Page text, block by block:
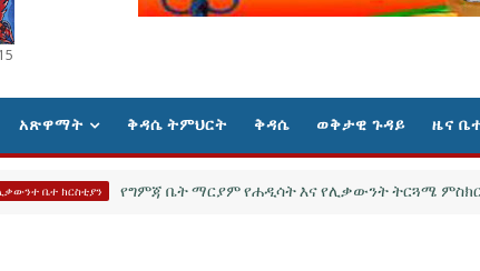
አጽዋማት ቅዳሴ ትምህርት ቅዳሴ ወቅታዊ ጉዳይ ዜና
ክርስቲያን የግምጃ ቤት ማርያም የሐዲሳት እና የሊቃውንት ትርጓሜ ምስክር